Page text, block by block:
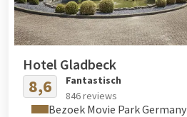
Hotel Gladbeck
8,6
Fantastisch
846 reviews
Bezoek Movie Park Germany